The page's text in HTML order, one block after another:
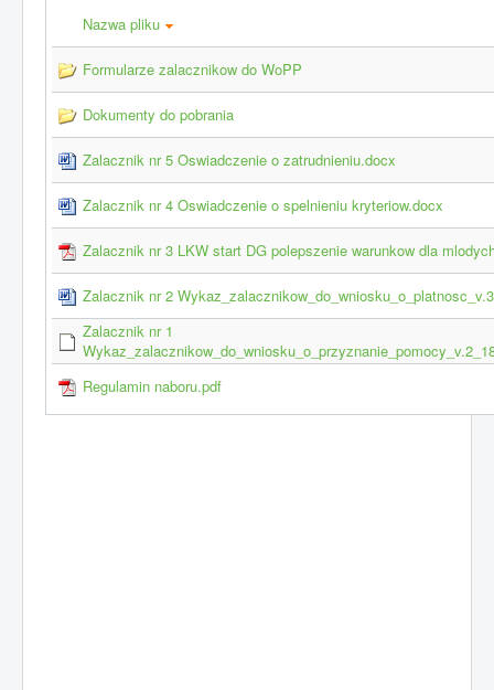
Nazwa pliku
Formularze zalacznikow do WoPP
Dokumenty do pobrania
Zalacznik nr 5 Oswiadczenie o zatrudnieniu.docx
Zalacznik nr 4 Oswiadczenie o spelnieniu kryteriow.docx
Zalacznik nr 3 LKW start DG polepszenie warunkow dla
Zalacznik nr 2
Zalacznik nr 1
Regulamin naboru.pdf